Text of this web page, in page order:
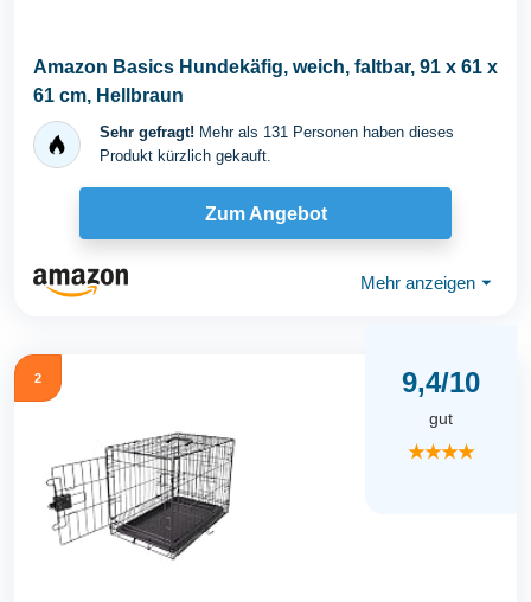
Amazon Basics Hundekäfig, weich, faltbar, 91 x 61 x
61 cm, Hellbraun
Sehr gefragt! Mehr als 131 Personen haben dieses
Produkt kürzlich gekauft.
Zum Angebot
Mehr anzeigen ⏷
2 9,4/10
gut
★★★★